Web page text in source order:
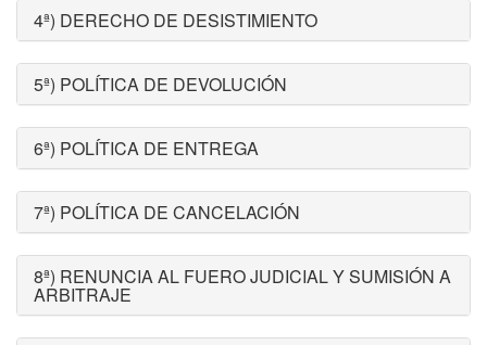
4ª) DERECHO DE DESISTIMIENTO
5ª) POLÍTICA DE DEVOLUCIÓN
6ª) POLÍTICA DE ENTREGA
7ª) POLÍTICA DE CANCELACIÓN
8ª) RENUNCIA AL FUERO JUDICIAL Y SUMISIÓN A
ARBITRAJE